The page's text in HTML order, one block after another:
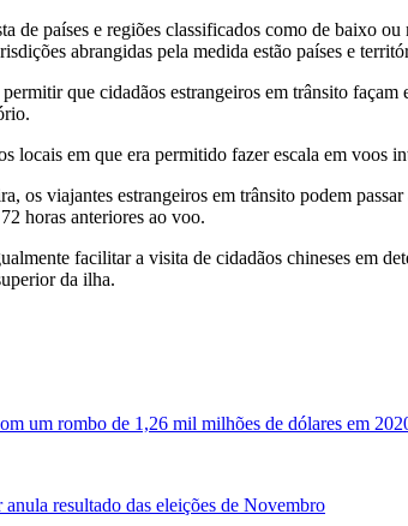
de países e regiões classificados como de baixo
abrangidas pela medida estão países e
que cidadãos estrangeiros em trânsito
locais em que era permitido fazer escala em voos
os viajantes estrangeiros em trânsito podem
horas anteriores ao voo.
facilitar a visita de cidadãos chineses em
da ilha.
um rombo de 1,26 mil milhões de dólares em
resultado das eleições de Novembro